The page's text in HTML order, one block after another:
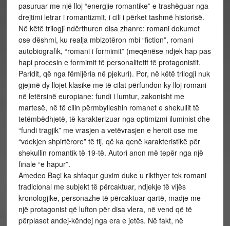
pasuruar me një lloj “energjie romantike” e trashëguar nga
drejtimi letrar i romantizmit, i cili i përket tashmë historisë.
Në këtë trilogji ndërthuren disa zhanre: romani dokumet
ose dëshmi, ku realja mbizotëron mbi “fiction”, romani
autobiografik, “romani i formimit” (meqënëse ndjek hap pas
hapi procesin e formimit të personalitetit të protagonistit,
Paridit, që nga fëmijëria në pjekuri). Por, në këtë trilogji nuk
gjejmë dy llojet klasike me të cilat përfundon ky lloj romani
në letërsinë europiane: fundi i lumtur, zakonisht me
martesë, në të cilin përmbylleshin romanet e shekullit të
tetëmbëdhjetë, të karakterizuar nga optimizmi iluminist dhe
“fundi tragjik” me vrasjen a vetëvrasjen e heroit ose me
“vdekjen shpirtërore” të tij, që ka qenë karakteristikë për
shekullin romantik të 19-të. Autori anon më tepër nga një
finale “e hapur”.
Amedeo Baçi ka shfaqur guxim duke u rikthyer tek romani
tradicional me subjekt të përcaktuar, ndjekje të vijës
kronologjike, personazhe të përcaktuar qartë, madje me
një protagonist që lufton për disa vlera, në vend që të
përplaset andej-këndej nga era e jetës. Në fakt, në